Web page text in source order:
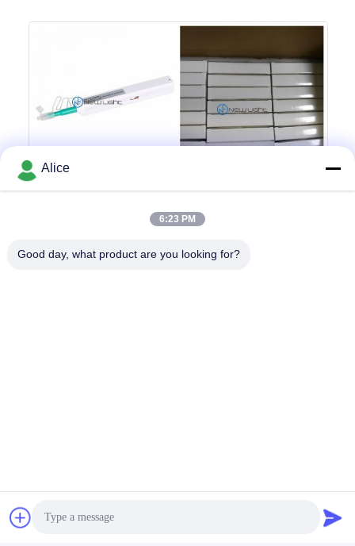
Alice
6:23 PM
Good day, what product are you looking for?